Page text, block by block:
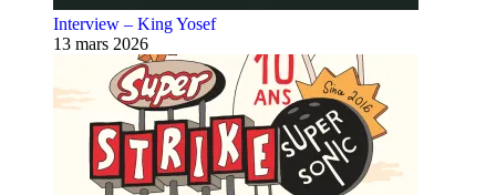
Interview – King Yosef
13 mars 2026